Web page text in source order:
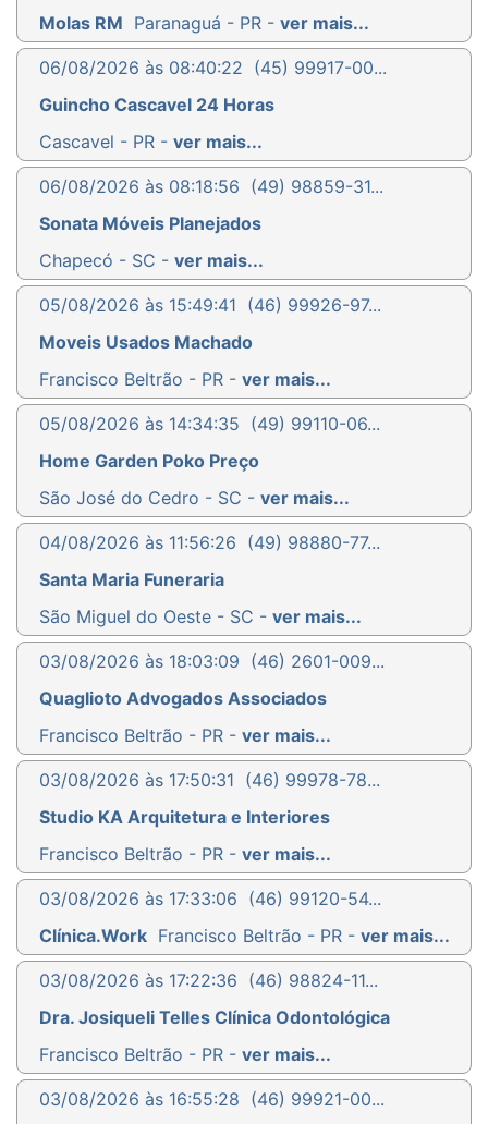
Molas RM Paranaguá - PR - ver mais...
06/08/2026 às 08:40:22 (45) 99917-00...
Guincho Cascavel 24 Horas
Cascavel - PR - ver mais...
06/08/2026 às 08:18:56 (49) 98859-31...
Sonata Móveis Planejados
Chapecó - SC - ver mais...
05/08/2026 às 15:49:41 (46) 99926-97...
Moveis Usados Machado
Francisco Beltrão - PR - ver mais...
05/08/2026 às 14:34:35 (49) 99110-06...
Home Garden Poko Preço
São José do Cedro - SC - ver mais...
04/08/2026 às 11:56:26 (49) 98880-77...
Santa Maria Funeraria
São Miguel do Oeste - SC - ver mais...
03/08/2026 às 18:03:09 (46) 2601-009...
Quaglioto Advogados Associados
Francisco Beltrão - PR - ver mais...
03/08/2026 às 17:50:31 (46) 99978-78...
Studio KA Arquitetura e Interiores
Francisco Beltrão - PR - ver mais...
03/08/2026 às 17:33:06 (46) 99120-54...
Clínica.Work Francisco Beltrão - PR - ver mais...
03/08/2026 às 17:22:36 (46) 98824-11...
Dra. Josiqueli Telles Clínica Odontológica
Francisco Beltrão - PR - ver mais...
03/08/2026 às 16:55:28 (46) 99921-00...